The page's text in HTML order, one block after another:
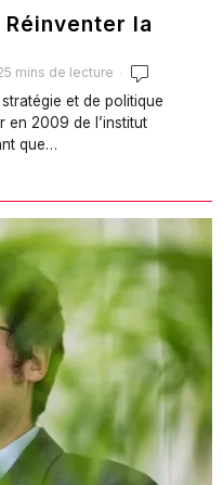
Réinventer la
mins de lecture
et de politique
en 2009 de l’institut
que…